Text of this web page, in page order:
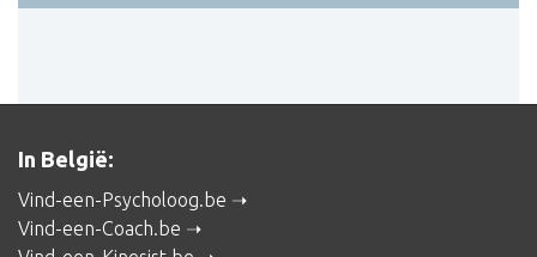
In België:
Vind-een-Psycholoog.be
Vind-een-Coach.be